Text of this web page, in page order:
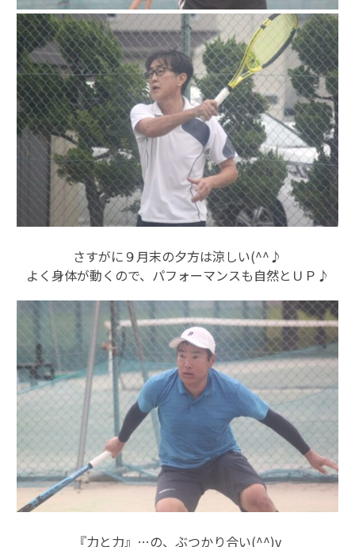
さすがに９月末の夕方は涼しい(^^♪
よく身体が動くので、パフォーマンスも自然とＵＰ♪
『力と力』…の、ぶつかり合い(^^)v